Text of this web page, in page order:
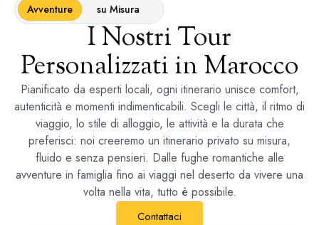
Avventure su Misura
I Nostri Tour
Personalizzati in Marocco
Pianificato da esperti locali, ogni itinerario unisce comfort,
autenticità e momenti indimenticabili. Scegli le città, il ritmo di
viaggio, lo stile di alloggio, le attività e la durata che
preferisci: noi creeremo un itinerario privato su misura,
fluido e senza pensieri. Dalle fughe romantiche alle
avventure in famiglia fino ai viaggi nel deserto da vivere una
volta nella vita, tutto è possibile.
Contattaci